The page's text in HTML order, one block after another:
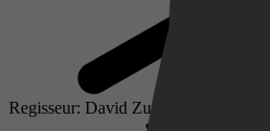
Regisseur: David Zucker